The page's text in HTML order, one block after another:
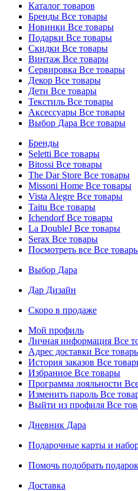
Каталог товаров
Бренды Все товары
Новинки Все товары
Подарки Все товары
Скидки Все товары
Винтаж Все товары
Сервировка Все товары
Декор Все товары
Дети Все товары
Текстиль Все товары
Аксессуары Все товары
Выбор Дара Все товары
Бренды
Seletti Все товары
Bitossi Все товары
The Dar Store Все товары
Missoni Home Все товары
Vista Alegre Все товары
Taitu Все товары
IchendorfВсе товары
La DoubleJ Все товары
Serax Все товары
Посмотреть все Все
Выбор Дара
Дар Дизайн
Скоро в продаже
Мой профиль
Личная информация Все
Адрес доставки Все
История заказов Все
Избранное Все товары
Программа лояльности
Изменить пароль Все
Выйти из профиля Все
Дневник Дара
Подарочные карты и
Помочь подобрать
Доставка